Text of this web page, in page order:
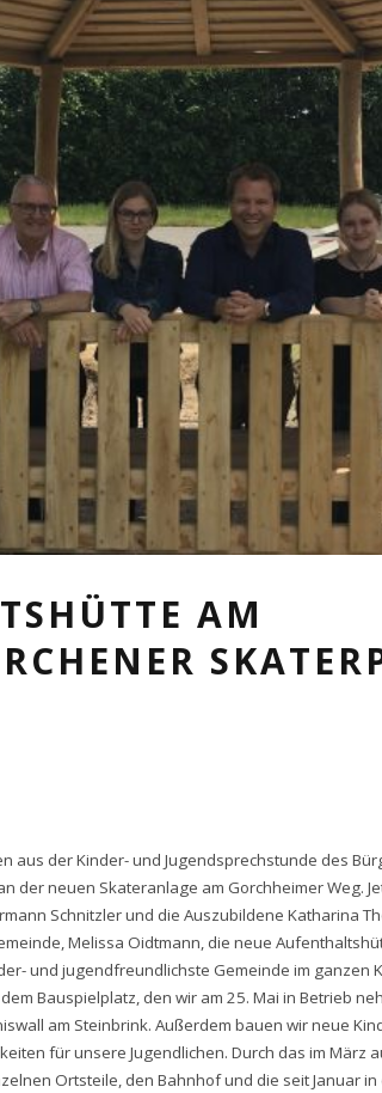
AM
aus der Kinder- und Jugendsprechstunde des
der neuen Skateranlage am Gorchheimer Weg.
Schnitzler und die Auszubildene Katharina
Melissa Oidtmann, die neue
und jugendfreundlichste Gemeinde im ganzen
Bauspielplatz, den wir am 25. Mai in Betrieb
am Steinbrink. Außerdem bauen wir neue
für unsere Jugendlichen. Durch das im März
Ortsteile, den Bahnhof und die seit Januar